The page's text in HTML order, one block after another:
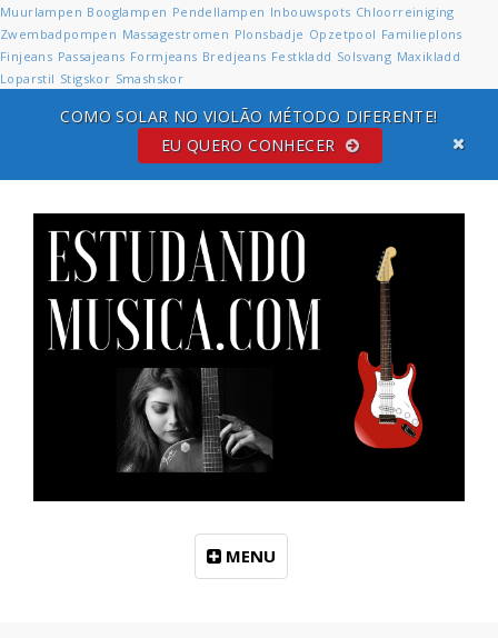
Muurlampen Booglampen Pendellampen Inbouwspots Chloorreiniging
Zwembadpompen Massagestromen Plonsbadje Opzetpool Familieplons
Finjeans Passajeans Formjeans Bredjeans Festkladd Solsvang Maxikladd
Loparstil Stigskor Smashskor
EU QUERO CONHECER
MENU